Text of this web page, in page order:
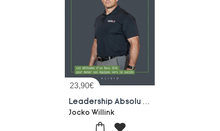
23,90€
Jocko Willink